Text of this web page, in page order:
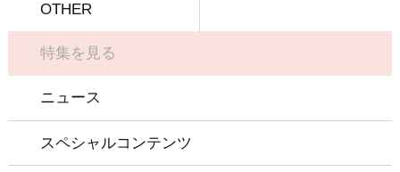
OTHER
特集を見る
ニュース
スペシャルコンテンツ